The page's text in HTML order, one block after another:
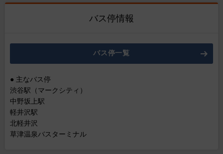
バス停情報
バス停一覧
● 主なバス停
渋谷駅（マークシティ）
中野坂上駅
軽井沢駅
北軽井沢
草津温泉バスターミナル